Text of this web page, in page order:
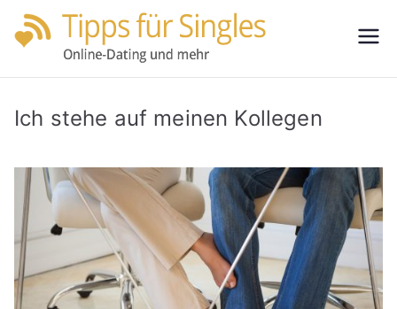
Zum
Inhalt
für
s
Ich stehe auf meinen Kollegen